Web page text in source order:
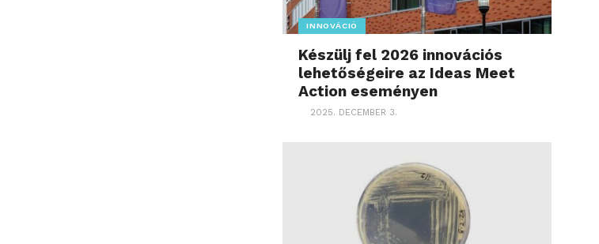
INNOVÁCIÓ
Készülj fel 2026 innovációs
lehetőségeire az Ideas Meet
Action eseményen
2025. DECEMBER 3.